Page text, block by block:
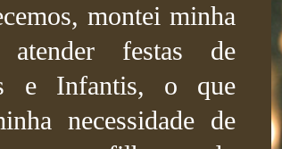
montei minha
festas de
e Infantis, o que
necessidade de